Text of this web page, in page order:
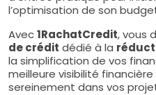
l’optimisation de son
Avec1RachatCredit, vous
de crédit dédié à la
la simplification de vos
meilleure visibilité
sereinement dans vos